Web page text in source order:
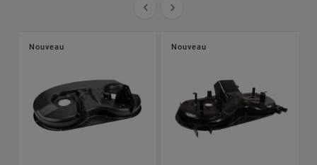
 
Nouveau Nouveau